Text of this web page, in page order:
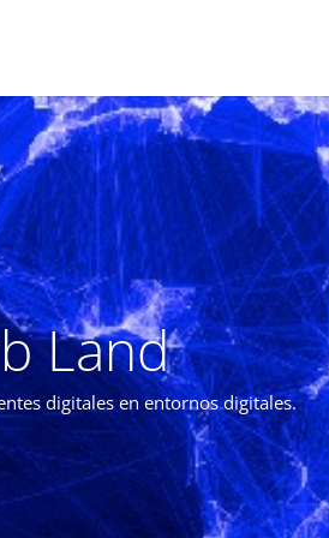
Land
digitales en entornos digitales.